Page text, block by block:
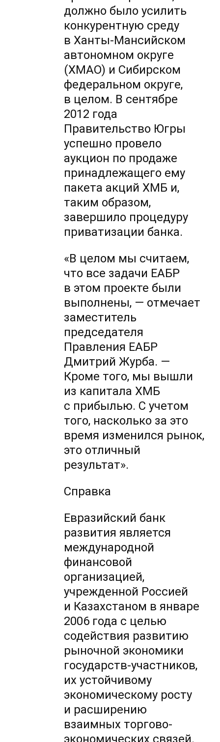
должно было усилить
конкурентную среду
в Ханты-Мансийском
автономном округе
(ХМАО) и Сибирском
федеральном округе,
в целом. В сентябре
2012 года
Правительство Югры
успешно провело
аукцион по продаже
принадлежащего ему
пакета акций ХМБ и,
таким образом,
завершило процедуру
приватизации банка.
«В целом мы считаем,
что все задачи ЕАБР
в этом проекте были
выполнены, — отмечает
заместитель
председателя
Правления ЕАБР
Дмитрий Журба. —
Кроме того, мы вышли
из капитала ХМБ
с прибылью. С учетом
того, насколько за это
время изменился рынок,
это отличный
результат».
Справка
Евразийский банк
развития является
международной
финансовой
организацией,
учрежденной Россией
и Казахстаном в январе
2006 года с целью
содействия развитию
рыночной экономики
государств-участников,
их устойчивому
экономическому росту
и расширению
взаимных торгово-